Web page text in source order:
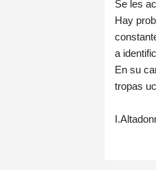
Se les
Hay
a
En su
tropas